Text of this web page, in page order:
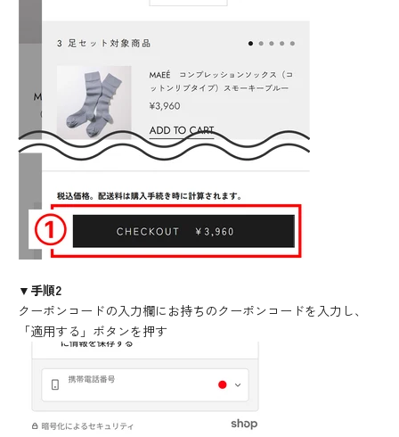
▼手順2
クーポンコードの入力欄にお持ちのクーポンコードを入力し、
「適用する」ボタンを押す